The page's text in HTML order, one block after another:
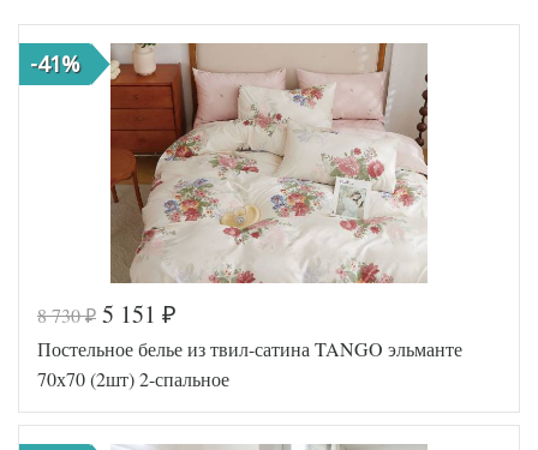
-41%
8 730₽ 5 151 ₽
Постельное белье из твил-сатина TANGO эльманте
70х70 (2шт) 2-спальное